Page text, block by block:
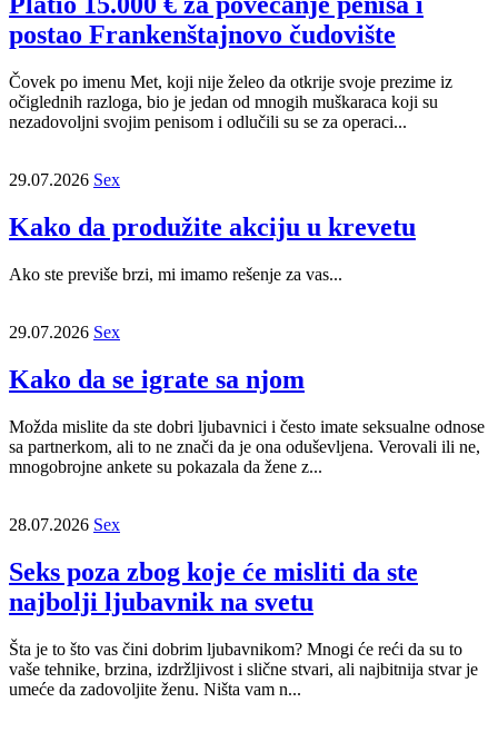
postao Frankenštajnovo čudovište
Čovek po imenu Met, koji nije želeo da otkrije svoje prezime iz
očiglednih razloga, bio je jedan od mnogih muškaraca koji su
nezadovoljni svojim penisom i odlučili su se za operaci...
29.07.2026 Sex
Kako da produžite akciju u krevetu
Ako ste previše brzi, mi imamo rešenje za vas...
29.07.2026 Sex
Kako da se igrate sa njom
Možda mislite da ste dobri ljubavnici i često imate seksualne odnose
sa partnerkom, ali to ne znači da je ona oduševljena. Verovali ili ne,
mnogobrojne ankete su pokazala da žene z...
28.07.2026 Sex
Seks poza zbog koje će misliti da ste
najbolji ljubavnik na svetu
Šta je to što vas čini dobrim ljubavnikom? Mnogi će reći da su to
vaše tehnike, brzina, izdržljivost i slične stvari, ali najbitnija stvar je
umeće da zadovoljite ženu. Ništa vam n...